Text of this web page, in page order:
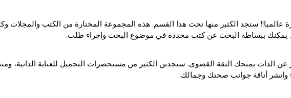
عالميا!! ستجد الكثير منها تحت هذا القسم. هذه المجموعة المختارة من الكتب والمجلات
يمكنك ببساطة البحث عن كتب محددة في موضوع البحث وإجراء طلب.
عن الذات يمنحك الثقة القصوى. ستجدين الكثير من مستحضرات التجميل للعناية الذاتية،